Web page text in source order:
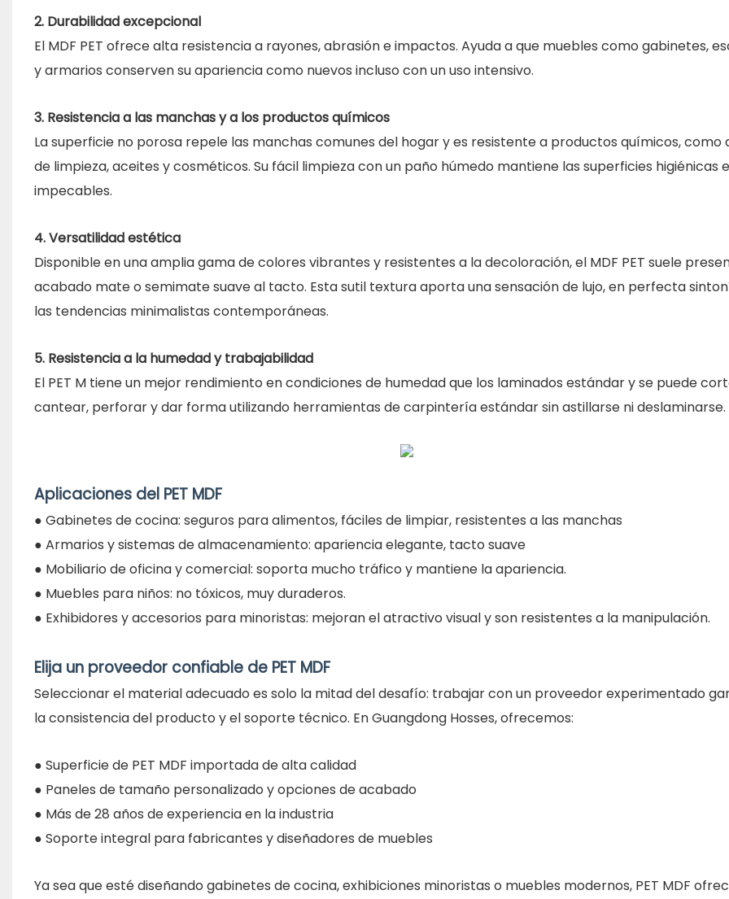
2. Durabilidad excepcional
El MDF PET ofrece alta resistencia a rayones, abrasión e impactos. Ayuda a que muebles como gabinetes,
y armarios conserven su apariencia como nuevos incluso con un uso intensivo.
3. Resistencia a las manchas y a los productos químicos
La superficie no porosa repele las manchas comunes del hogar y es resistente a productos químicos, como
de limpieza, aceites y cosméticos. Su fácil limpieza con un paño húmedo mantiene las superficies higiénicas e
impecables.
4. Versatilidad estética
Disponible en una amplia gama de colores vibrantes y resistentes a la decoloración, el MDF PET suele
acabado mate o semimate suave al tacto. Esta sutil textura aporta una sensación de lujo, en perfecta
las tendencias minimalistas contemporáneas.
5. Resistencia a la humedad y trabajabilidad
El PET M tiene un mejor rendimiento en condiciones de humedad que los laminados estándar y se puede
cantear, perforar y dar forma utilizando herramientas de carpintería estándar sin astillarse ni deslaminarse.
Aplicaciones del PET MDF
● Gabinetes de cocina: seguros para alimentos, fáciles de limpiar, resistentes a las manchas
● Armarios y sistemas de almacenamiento: apariencia elegante, tacto suave
● Mobiliario de oficina y comercial: soporta mucho tráfico y mantiene la apariencia.
● Muebles para niños: no tóxicos, muy duraderos.
● Exhibidores y accesorios para minoristas: mejoran el atractivo visual y son resistentes a la manipulación.
Elija un proveedor confiable de PET MDF
Seleccionar el material adecuado es solo la mitad del desafío: trabajar con un proveedor experimentado
la consistencia del producto y el soporte técnico. En Guangdong Hosses, ofrecemos:
● Superficie de PET MDF importada de alta calidad
● Paneles de tamaño personalizado y opciones de acabado
● Más de 28 años de experiencia en la industria
● Soporte integral para fabricantes y diseñadores de muebles
Ya sea que esté diseñando gabinetes de cocina, exhibiciones minoristas o muebles modernos, PET MDF